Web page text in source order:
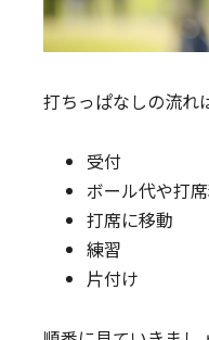
打ちっぱなしの流れ
受付
ボール代や打
打席に移動
練習
片付け